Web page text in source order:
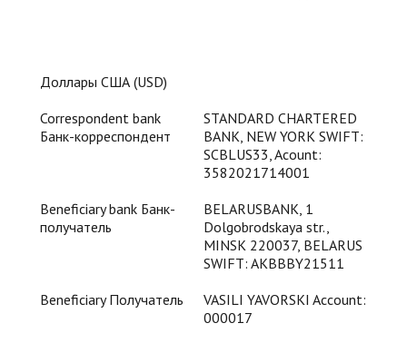
Доллары США (USD)
Correspondent bank
Банк-корреспондент
STANDARD CHARTERED
BANK, NEW YORK SWIFT:
SCBLUS33, Acount:
3582021714001
Beneficiary bank Банк-
получатель
BELARUSBANK, 1
Dolgobrodskaya str.,
MINSK 220037, BELARUS
SWIFT: AKBBBY21511
Beneficiary Получатель
VASILI YAVORSKI Account:
000017